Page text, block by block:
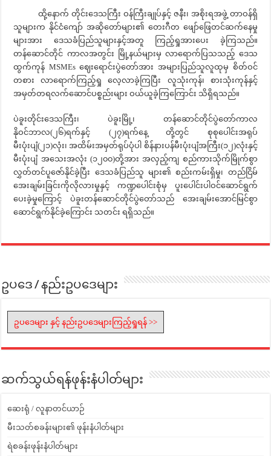
ထို့နောက် တိုင်းဒေသကြီး ဝန်ကြီးချုပ်နှင့် ဇနီး၊ အစိုးရအဖွဲ့ တာဝန်ရှိ
သူများက နိုင်ငံကျော် အဆိုတော်များ၏ တေးဂီတ ဖျော်ဖြေတင်ဆက်နေမှု
များအား ဒေသခံပြည်သူများနှင့်အတူ ကြည့်ရှုအားပေး ခဲ့ကြသည်။
တန်ဆောင်တိုင် ကာလအတွင်း မြို့နယ်များမှ လာရောက်ပြသသည့် ဒေသ
ထွက်ကုန် MSMEs ဈေးရောင်းပွဲတော်အား အများပြည်သူလူထုမှ စိတ်ဝင်
တစား လာရောက်ကြည့်ရှု လေ့လာခဲ့ကြပြီး လူသုံးကုန်၊ စားသုံးကုန်နှင့်
အမှတ်တရလက်ဆောင်ပစ္စည်းများ ဝယ်ယူခဲ့ကြကြောင်း သိရှိရသည်။
ပဲခူးတိုင်းဒေသကြီး၊ ပဲခူးမြို့၊ တန်ဆောင်တိုင်ပွဲတော်ကာလ
နိုဝင်ဘာလ(၂၆)ရက်နှင့် (၂၇)ရက်နေ့ တို့တွင် စုစုပေါင်းအရုပ်
မီးပုံးပျံ(၂၁)လုံး၊ အထိမ်းအမှတ်ရုပ်ပုံပါ စိန်နားပန်မီးပုံးပျံအကြီး(၁၂)လုံးနှင့်
မီးပုံးပျံ အသေးအလုံး (၁၂၀၀)တို့အား အလှည့်ကျ စည်ကားသိုက်မြိုက်စွာ
လွှတ်တင်ပူဇော်နိုင်ခဲ့ပြီး ဒေသခံပြည်သူ များ၏ စည်းကမ်းရှိမှု၊ တည်ငြိမ်
အေးချမ်းခြင်းကိုလိုလားမှုနှင့် ကဏ္ဍပေါင်းစုံမှ ပူးပေါင်းပါဝင်ဆောင်ရွက်
ပေးခဲ့မှုကြောင့် ပဲခူးတန်ဆောင်တိုင်ပွဲတော်သည် အေးချမ်းအောင်မြင်စွာ
ဆောင်ရွက်နိုင်ခဲ့ကြောင်း သတင်း ရရှိသည်။
ဥပဒေ / နည်းဥပဒေများ
ဥပဒေများ နှင့် နည်းဥပဒေများကြည့်ရှုရန် >>
ဆက်သွယ်ရန်ဖုန်းနံပါတ်များ
ဆေးရုံ / လူနာတင်ယာဉ်
မီးသတ်စခန်းများ၏ ဖုန်းနံပါတ်များ
ရဲစခန်းဖုန်းနံပါတ်များ